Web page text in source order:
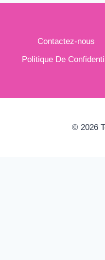
Contactez-nous
Politique De
© 2026